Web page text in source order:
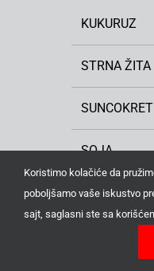
KUKURUZ
STRNA ŽITA
SUNCOKRET
SOJA
KRMNO
Koristimo kolačiće da
poboljšamo vaše iskustvo
sajt, saglasni ste sa